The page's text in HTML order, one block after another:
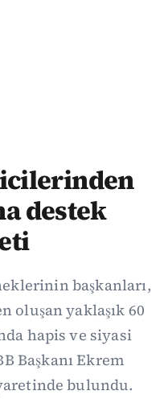
destek
başkanları,
oluşan yaklaşık 60
hapis ve siyasi
Başkanı Ekrem
bulundu.